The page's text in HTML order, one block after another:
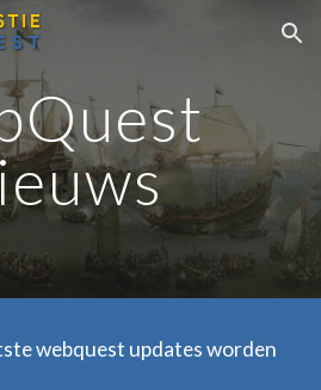
Skip to navigation
webquest updates worden